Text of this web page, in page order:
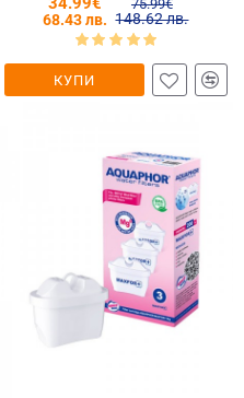
68.43 лв.
75.99€
148.62 лв.
КУПИ